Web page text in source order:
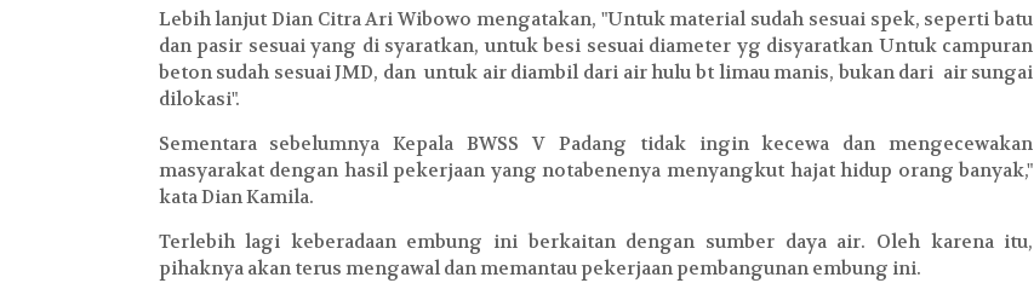
Lebih lanjut Dian Citra Ari Wibowo mengatakan, "Untuk material sudah sesuai spek, seperti batu
dan pasir sesuai yang di syaratkan, untuk besi sesuai diameter yg disyaratkan Untuk campuran
beton sudah sesuai JMD, dan untuk air diambil dari air hulu bt limau manis, bukan dari air sungai
dilokasi".
Sementara sebelumnya Kepala BWSS V Padang tidak ingin kecewa dan mengecewakan
masyarakat dengan hasil pekerjaan yang notabenenya menyangkut hajat hidup orang banyak,"
kata Dian Kamila.
Terlebih lagi keberadaan embung ini berkaitan dengan sumber daya air. Oleh karena itu,
pihaknya akan terus mengawal dan memantau pekerjaan pembangunan embung ini.